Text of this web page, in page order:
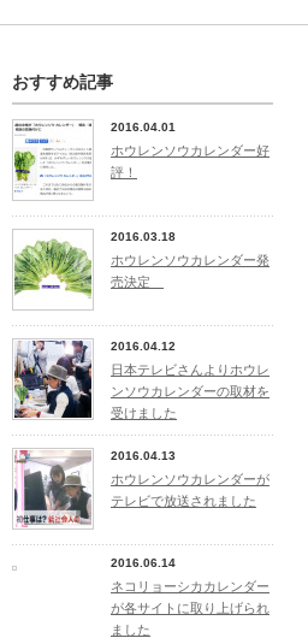
おすすめ記事
2016.04.01
ホウレンソウカレンダー好
評！
2016.03.18
ホウレンソウカレンダー発
売決定
2016.04.12
日本テレビさんよりホウレ
ンソウカレンダーの取材を
受けました
2016.04.13
ホウレンソウカレンダーが
テレビで放送されました
2016.06.14
ネコリョーシカカレンダー
が各サイトに取り上げられ
ました